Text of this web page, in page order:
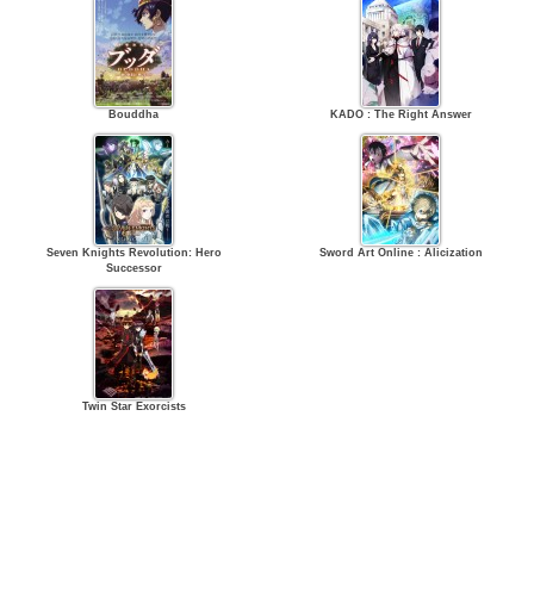
Bouddha KADO : The Right Answer
Seven Knights Revolution: Hero
Successor
Sword Art Online : Alicization
Twin Star Exorcists